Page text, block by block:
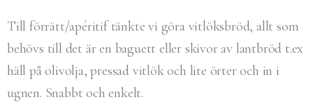
Till förrätt/apéritif tänkte vi göra vitlöksbröd, allt som
behövs till det är en baguett eller skivor av lantbröd t.ex
häll på olivolja, pressad vitlök och lite örter och in i
ugnen. Snabbt och enkelt.